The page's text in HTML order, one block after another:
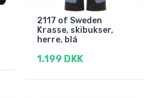
2117 of Sweden
Krasse, skibukser,
herre, blå
1.199 DKK